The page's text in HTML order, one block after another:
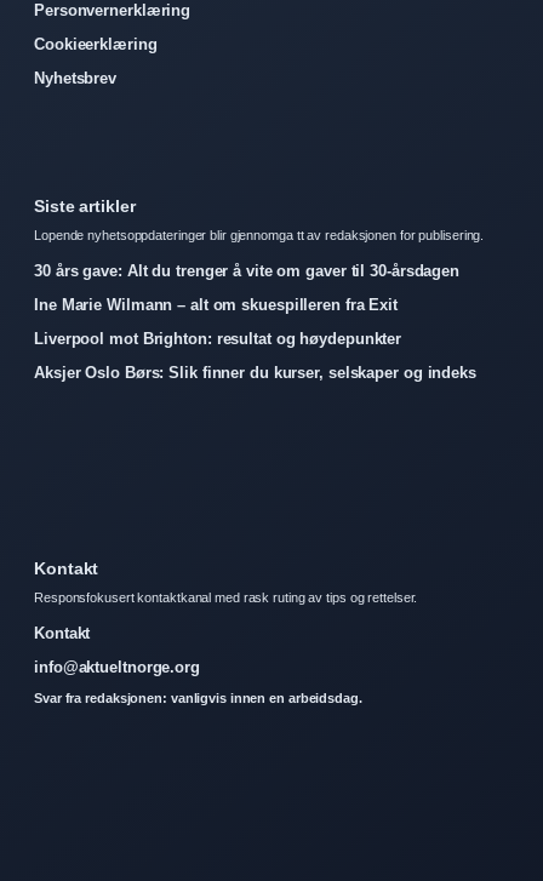
Personvernerklæring
Cookieerklæring
Nyhetsbrev
Siste artikler
Lopende nyhetsoppdateringer blir gjennomga tt av redaksjonen for publisering.
30 års gave: Alt du trenger å vite om gaver til 30-årsdagen
Ine Marie Wilmann – alt om skuespilleren fra Exit
Liverpool mot Brighton: resultat og høydepunkter
Aksjer Oslo Børs: Slik finner du kurser, selskaper og indeks
Kontakt
Responsfokusert kontaktkanal med rask ruting av tips og rettelser.
Kontakt
info@aktueltnorge.org
Svar fra redaksjonen: vanligvis innen en arbeidsdag.